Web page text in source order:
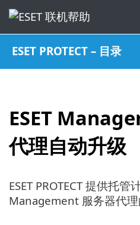
ESET PROTECT – 目录
ESET
代理自动升级
ESET PROTECT 提供托管
Management 服务器代理